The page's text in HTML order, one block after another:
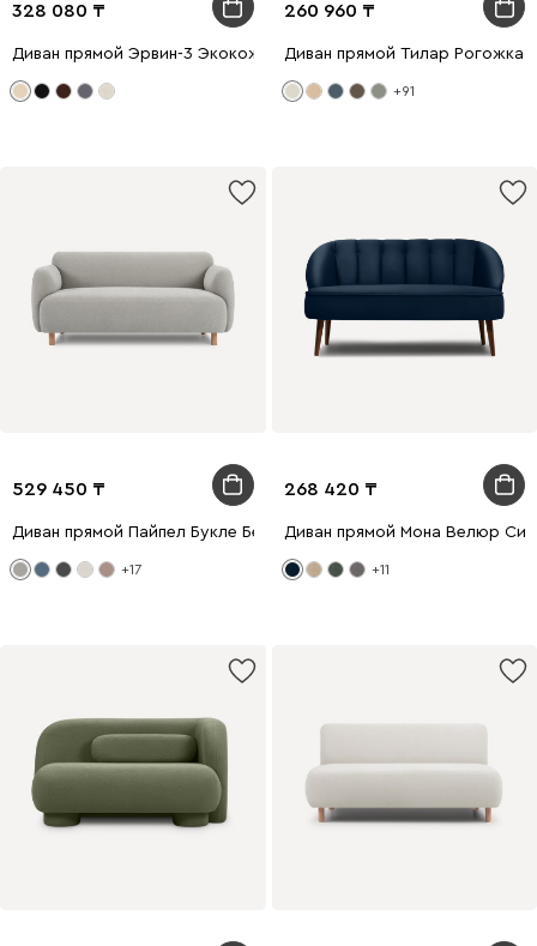
328 080
Диван прямой Эрвин-3 Экокожа Бежевый
260 960
Диван прямой Тилар Рогожка
+91
529 450
Диван прямой Пайпел Букле Бежевый
+17
268 420
Диван прямой Мона Велюр
+11